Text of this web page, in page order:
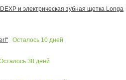
и электрическая зубная щетка Longa
Осталось 10 дней
38 дней